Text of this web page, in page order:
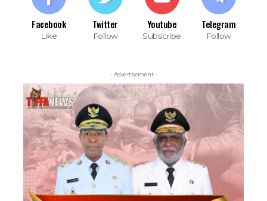
Facebook
Like
Twitter
Follow
Youtube
Subscribe
Telegram
Follow
- Advertisement -